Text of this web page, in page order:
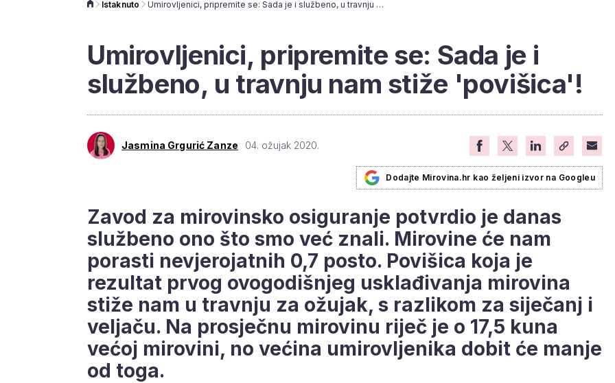
Istaknuto Umirovljenici, pripremite se: Sada je i službeno, u travnju nam stiže 'povišica'!
Umirovljenici, pripremite se: Sada je i
službeno, u travnju nam stiže 'povišica'!
Jasmina Grgurić Zanze 04. ožujak 2020.
Dodajte Mirovina.hr kao željeni izvor na Googleu
Zavod za mirovinsko osiguranje potvrdio je danas
službeno ono što smo već znali. Mirovine će nam
porasti nevjerojatnih 0,7 posto. Povišica koja je
rezultat prvog ovogodišnjeg usklađivanja mirovina
stiže nam u travnju za ožujak, s razlikom za siječanj i
veljaču. Na prosječnu mirovinu riječ je o 17,5 kuna
većoj mirovini, no većina umirovljenika dobit će manje
od toga.